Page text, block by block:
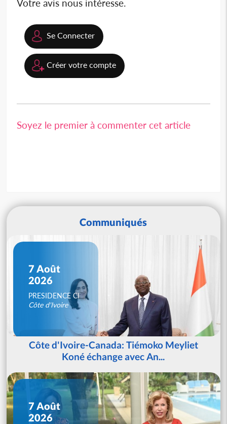
Votre avis nous intéresse.
Se Connecter
Créer votre compte
Soyez le premier à commenter cet article
Communiqués
7 Août
2026
PRESIDENCE CI
Côte d'Ivoire
Côte d'Ivoire-Canada: Tiémoko Meyliet
Koné échange avec An...
7 Août
2026